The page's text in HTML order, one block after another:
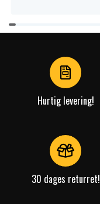
Item
1
Hurtig levering!
30 dages returret!